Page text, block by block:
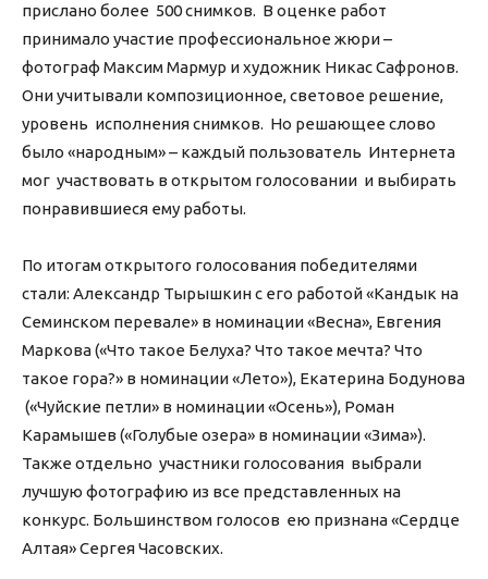
прислано более 500 снимков. В оценке работ
принимало участие профессиональное жюри –
фотограф Максим Мармур и художник Никас Сафронов.
Они учитывали композиционное, световое решение,
уровень исполнения снимков. Но решающее слово
было «народным» – каждый пользователь Интернета
мог участвовать в открытом голосовании и выбирать
понравившиеся ему работы.
По итогам открытого голосования победителями
стали: Александр Тырышкин с его работой «Кандык на
Семинском перевале» в номинации «Весна», Евгения
Маркова («Что такое Белуха? Что такое мечта? Что
такое гора?» в номинации «Лето»), Екатерина Бодунова
(«Чуйские петли» в номинации «Осень»), Роман
Карамышев («Голубые озера» в номинации «Зима»).
Также отдельно участники голосования выбрали
лучшую фотографию из все представленных на
конкурс. Большинством голосов ею признана «Сердце
Алтая» Сергея Часовских.